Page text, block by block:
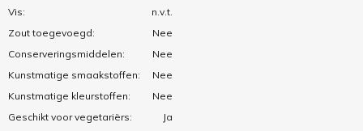
Vis:
n.v.t.
Zout toegevoegd:
Nee
Conserveringsmiddelen:
Nee
Kunstmatige smaakstoffen:
Nee
Kunstmatige kleurstoffen:
Nee
Geschikt voor vegetariërs:
Ja